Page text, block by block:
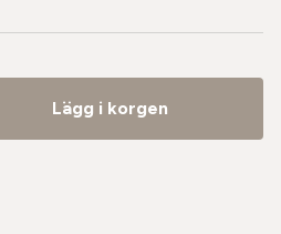
Lägg i korgen